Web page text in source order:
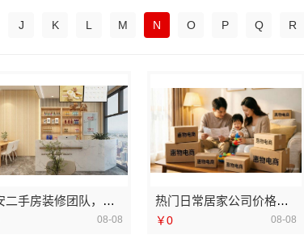
J K L M N O P Q R
海安二手房装修团队，南通宏域全宅装饰建材有限公司施工
08-08
热门日常居家公司价格，湖北省惠物电子商务有限公司一站购齐
￥0 08-08